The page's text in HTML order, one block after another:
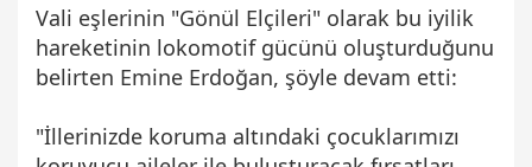
Vali eşlerinin "Gönül Elçileri" olarak bu iyilik
hareketinin lokomotif gücünü oluşturduğunu
belirten Emine Erdoğan, şöyle devam etti:
"İllerinizde koruma altındaki çocuklarımızı